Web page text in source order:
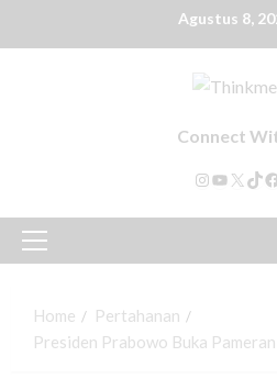
Agustus 8,
Connect
Home
Pertahanan
Presiden Prabowo Buka